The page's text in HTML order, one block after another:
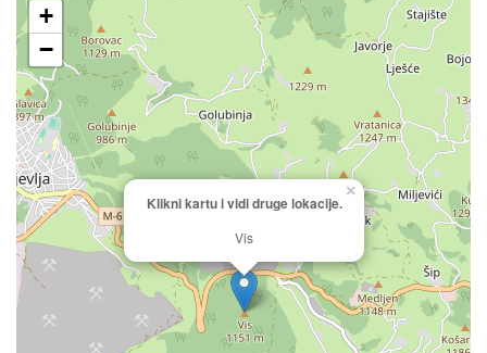
Klikni kartu i vidi druge lokacije.
Vis
×
+
−